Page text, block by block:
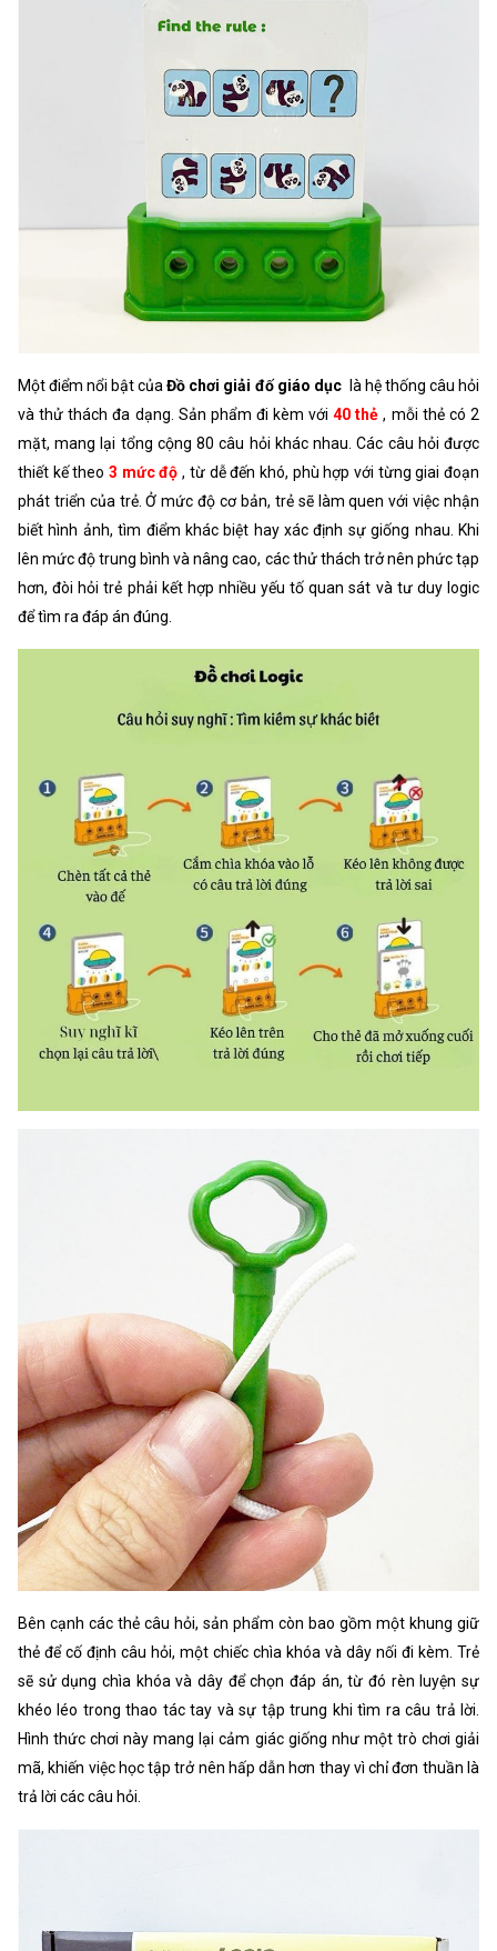
Một điểm nổi bật củaĐồ chơi giải đố giáo dục là hệ thống câu hỏi
và thử thách đa dạng. Sản phẩm đi kèm với40 thẻ , mỗi thẻ có 2
mặt, mang lại tổng cộng 80 câu hỏi khác nhau. Các câu hỏi được
thiết kế theo 3 mức độ , từ dễ đến khó, phù hợp với từng giai đoạn
phát triển của trẻ. Ở mức độ cơ bản, trẻ sẽ làm quen với việc nhận
biết hình ảnh, tìm điểm khác biệt hay xác định sự giống nhau. Khi
lên mức độ trung bình và nâng cao, các thử thách trở nên phức tạp
hơn, đòi hỏi trẻ phải kết hợp nhiều yếu tố quan sát và tư duy logic
để tìm ra đáp án đúng.
Bên cạnh các thẻ câu hỏi, sản phẩm còn bao gồm một khung giữ
thẻ để cố định câu hỏi, một chiếc chìa khóa và dây nối đi kèm. Trẻ
sẽ sử dụng chìa khóa và dây để chọn đáp án, từ đó rèn luyện sự
khéo léo trong thao tác tay và sự tập trung khi tìm ra câu trả lời.
Hình thức chơi này mang lại cảm giác giống như một trò chơi giải
mã, khiến việc học tập trở nên hấp dẫn hơn thay vì chỉ đơn thuần là
trả lời các câu hỏi.